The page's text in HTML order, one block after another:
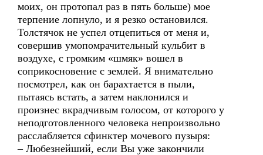
моих, он протопал раз в пять больше) мое
терпение лопнуло, и я резко остановился.
Толстячок не успел отцепиться от меня и,
совершив умопомрачительный кульбит в
воздухе, с громким «шмяк» вошел в
соприкосновение с землей. Я внимательно
посмотрел, как он барахтается в пыли,
пытаясь встать, а затем наклонился и
произнес вкрадчивым голосом, от которого у
неподготовленного человека непроизвольно
расслабляется сфинктер мочевого пузыря:
– Любезнейший, если Вы уже закончили